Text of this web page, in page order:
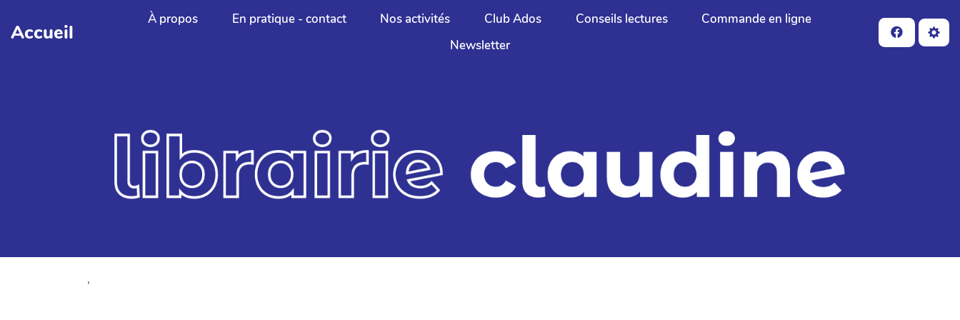
Aller au contenu principal
Accueil
À propos En pratique - contact Nos activités Club Ados Conseils lectures
Commande en ligne
Newsletter
,